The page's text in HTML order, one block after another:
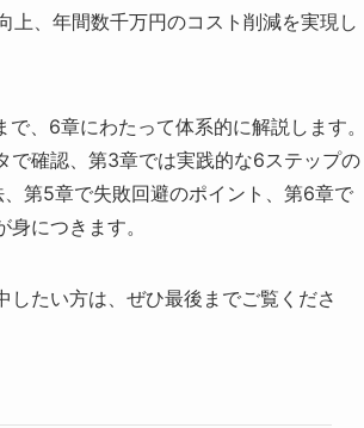
、年間数千万円のコスト削減を実現し
、6章にわたって体系的に解説します。
で確認、第3章では実践的な6ステップの
第5章で失敗回避のポイント、第6章で
につきます。
たい方は、ぜひ最後までご覧くださ